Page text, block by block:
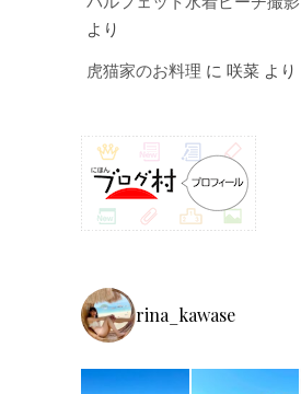
より
虎猫家のお料理 に 咲菜 より
rina_kawase